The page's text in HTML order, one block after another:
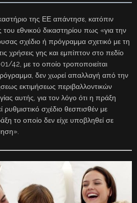
της ΕΕ απάντησε, κατόπιν
εθνικού δικαστηρίου πως «για την
σχέδιο ή πρόγραμμα σχετικό με τη
χρήσεις γης και εμπίπτον στο πεδίο
42, με το οποίο τροποποιείται
δεν χωρεί απαλλαγή από την
εκτιμήσεως περιβαλλοντικών
αυτής, για τον λόγο ότι η πράξη
ρυθμιστικό σχέδιο θεσπισθέν με
το οποίο δεν είχε υποβληθεί σε